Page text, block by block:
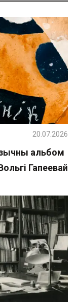
альбом
Гапеевай
20.07.2026